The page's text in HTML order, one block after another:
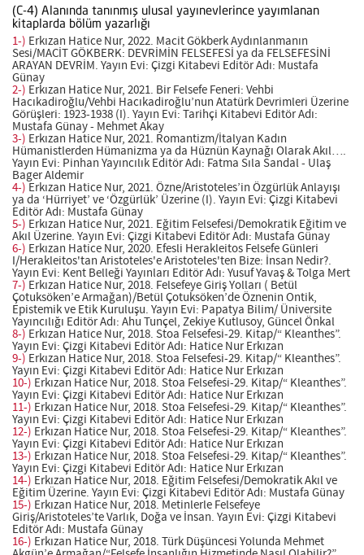
(C-4) Alanında tanınmış ulusal yayınevlerince yayımlanan
kitaplarda bölüm yazarlığı
1-) Erkızan Hatice Nur, 2022. Macit Gökberk Aydınlanmanın
Sesi/MACİT GÖKBERK: DEVRİMİN FELSEFESİ ya da FELSEFESİNİ
ARAYAN DEVRİM. Yayın Evi: Çizgi Kitabevi Editör Adı: Mustafa
Günay
2-) Erkızan Hatice Nur, 2021. Bir Felsefe Feneri: Vehbi
Hacıkadiroğlu/Vehbi Hacıkadiroğlu’nun Atatürk Devrimleri Üzerine
Görüşleri: 1923-1938 (I). Yayın Evi: Tarihçi Kitabevi Editör Adı:
Mustafa Günay - Mehmet Akay
3-) Erkızan Hatice Nur, 2021. Romantizm/İtalyan Kadın
Hümanistlerden Hümanizma ya da Hüznün Kaynağı Olarak Akıl….
Yayın Evi: Pinhan Yayıncılık Editör Adı: Fatma Sıla Sandal - Ulaş
Bager Aldemir
4-) Erkızan Hatice Nur, 2021. Özne/Aristoteles’in Özgürlük Anlayışı
ya da ‘Hürriyet’ ve ‘Özgürlük’ Üzerine (I). Yayın Evi: Çizgi Kitabevi
Editör Adı: Mustafa Günay
5-) Erkızan Hatice Nur, 2021. Eğitim Felsefesi/Demokratik Eğitim ve
Akıl Üzerine. Yayın Evi: Çizgi Kitabevi Editör Adı: Mustafa Günay
6-) Erkızan Hatice Nur, 2020. Efesli Herakleitos Felsefe Günleri
I/Herakleitos'tan Aristoteles'e Aristoteles'ten Bize: İnsan Nedir?.
Yayın Evi: Kent Belleği Yayınları Editör Adı: Yusuf Yavaş & Tolga Mert
7-) Erkızan Hatice Nur, 2018. Felsefeye Giriş Yolları ( Betül
Çotuksöken’e Armağan)/Betül Çotuksöken’de Öznenin Ontik,
Epistemik ve Etik Kuruluşu. Yayın Evi: Papatya Bilim/ Üniversite
Yayıncılığı Editör Adı: Ahu Tunçel, Zekiye Kutlusoy, Güncel Önkal
8-) Erkızan Hatice Nur, 2018. Stoa Felsefesi-29. Kitap/“ Kleanthes”.
Yayın Evi: Çizgi Kitabevi Editör Adı: Hatice Nur Erkızan
9-) Erkızan Hatice Nur, 2018. Stoa Felsefesi-29. Kitap/“ Kleanthes”.
Yayın Evi: Çizgi Kitabevi Editör Adı: Hatice Nur Erkızan
10-) Erkızan Hatice Nur, 2018. Stoa Felsefesi-29. Kitap/“ Kleanthes”.
Yayın Evi: Çizgi Kitabevi Editör Adı: Hatice Nur Erkızan
11-) Erkızan Hatice Nur, 2018. Stoa Felsefesi-29. Kitap/“ Kleanthes”.
Yayın Evi: Çizgi Kitabevi Editör Adı: Hatice Nur Erkızan
12-) Erkızan Hatice Nur, 2018. Stoa Felsefesi-29. Kitap/“ Kleanthes”.
Yayın Evi: Çizgi Kitabevi Editör Adı: Hatice Nur Erkızan
13-) Erkızan Hatice Nur, 2018. Stoa Felsefesi-29. Kitap/“ Kleanthes”.
Yayın Evi: Çizgi Kitabevi Editör Adı: Hatice Nur Erkızan
14-) Erkızan Hatice Nur, 2018. Eğitim Felsefesi/Demokratik Akıl ve
Eğitim Üzerine. Yayın Evi: Çizgi Kitabevi Editör Adı: Mustafa Günay
15-) Erkızan Hatice Nur, 2018. Metinlerle Felsefeye
Giriş/Aristoteles’te Varlık, Doğa ve İnsan. Yayın Evi: Çizgi Kitabevi
Editör Adı: Mustafa Günay
16-) Erkızan Hatice Nur, 2018. Türk Düşüncesi Yolunda Mehmet